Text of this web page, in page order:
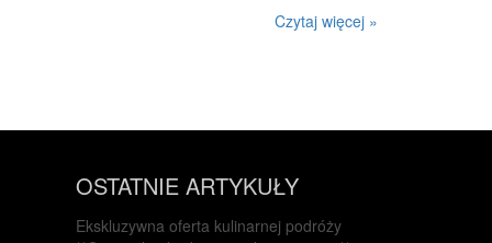
INFORMATYCZNE
SPRZĄTANIE, PORZĄDKOWANIE
SERWIS
Czytaj więcej »
OSTATNIE ARTYKUŁY
Ekskluzywna oferta kulinarnej podróży